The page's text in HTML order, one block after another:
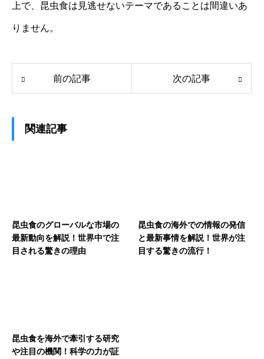
上で、昆虫食は見逃せないテーマであることは間違いあ
りません。
前の記事 次の記事
関連記事
昆虫食のグローバルな市場の
最新動向を解説！世界中で注
目される驚きの理由
昆虫食の海外での情報の発信
と最新事情を解説！世界が注
目する驚きの流行！
昆虫食を海外で牽引する研究
や注目の機関！科学の力が証